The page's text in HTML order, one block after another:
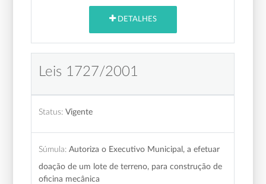
DETALHES
Leis 1727/2001
Status: Vigente
Súmula: Autoriza o Executivo Municipal, a efetuar
doação de um lote de terreno, para construção de
oficina mecânica